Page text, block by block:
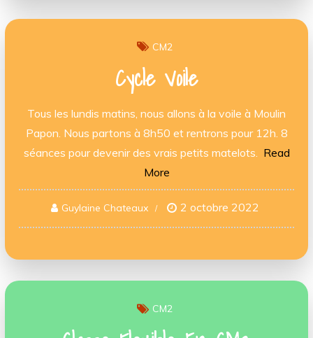
CM2
Cycle Voile
Tous les lundis matins, nous allons à la voile à Moulin
Papon. Nous partons à 8h50 et rentrons pour 12h. 8
séances pour devenir des vrais petits matelots. Read
More
Guylaine Chateaux 2 octobre 2022
CM2